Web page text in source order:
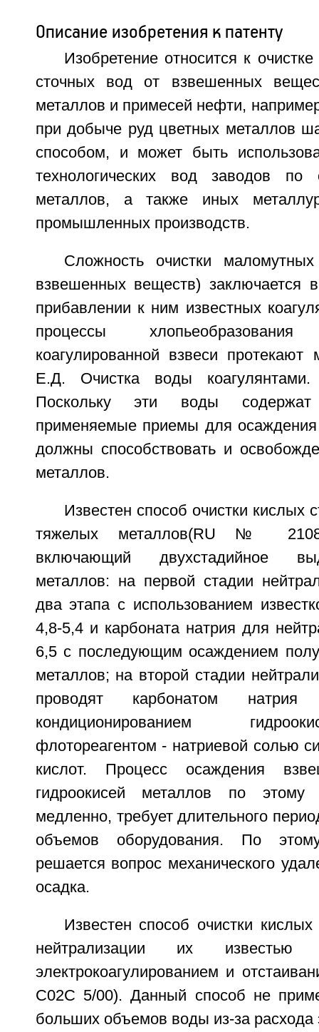
Описание изобретения к патенту
Изобретение относится к
сточных вод от взвешенных
металлов и примесей нефти,
при добыче руд цветных металлов
способом, и может быть
технологических вод заводов по
металлов, а также иных
промышленных производств.
Сложность очистки
взвешенных веществ) заключается
прибавлении к ним известных
процессы
коагулированной взвеси протекают
Е.Д. Очистка воды
Поскольку эти воды
применяемые приемы для
должны способствовать и
металлов.
Известен способ очистки кислых
тяжелых металлов(RU №
включающий двухстадийное
металлов: на первой стадии
два этапа с использованием
4,8-5,4 и карбоната натрия для
6,5 с последующим осаждением
металлов; на второй стадии
проводят карбонатом
кондиционированием
флотореагентом - натриевой солью
кислот. Процесс осаждения
гидроокисей металлов по этому
медленно, требует длительного
объемов оборудования. По
решается вопрос механического
осадка.
Известен способ очистки
нейтрализации их
электрокоагулированием и
С02С 5/00). Данный способ не
больших объемов воды из-за расхода